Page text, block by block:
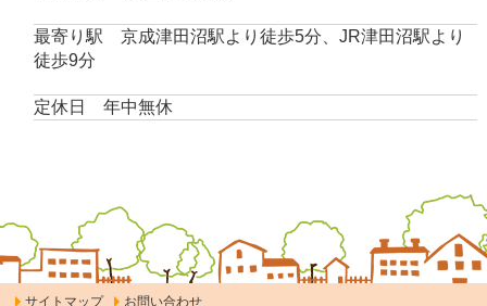
最寄り駅 京成津田沼駅より徒歩5分、JR津田沼駅より
徒歩9分
定休日 年中無休
サイトマップ お問い合わせ